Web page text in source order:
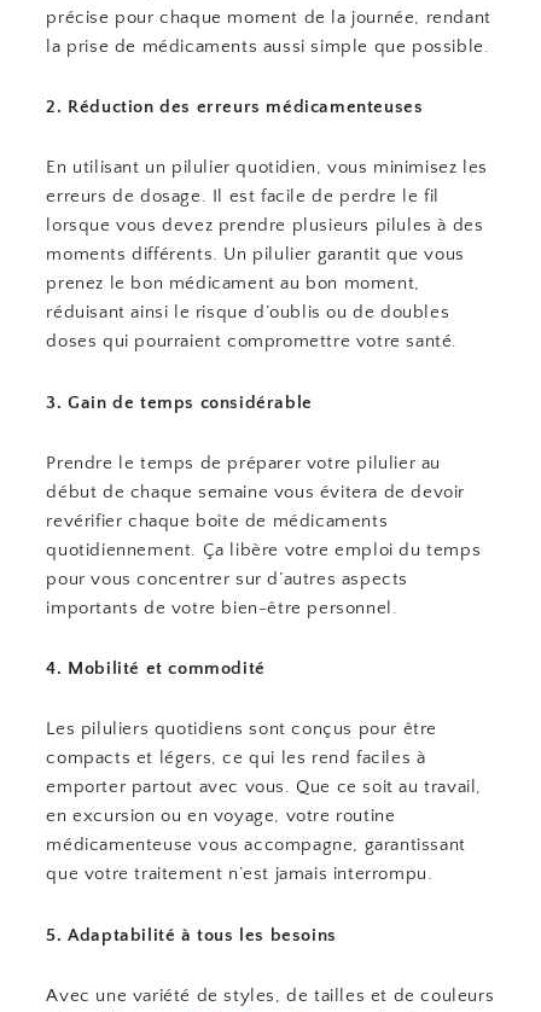
précise pour chaque moment de la journée, rendant
la prise de médicaments aussi simple que possible.
2. Réduction des erreurs médicamenteuses
En utilisant un pilulier quotidien, vous minimisez les
erreurs de dosage. Il est facile de perdre le fil
lorsque vous devez prendre plusieurs pilules à des
moments différents. Un pilulier garantit que vous
prenez le bon médicament au bon moment,
réduisant ainsi le risque d’oublis ou de doubles
doses qui pourraient compromettre votre santé.
3. Gain de temps considérable
Prendre le temps de préparer votre pilulier au
début de chaque semaine vous évitera de devoir
revérifier chaque boîte de médicaments
quotidiennement. Ça libère votre emploi du temps
pour vous concentrer sur d’autres aspects
importants de votre bien-être personnel.
4. Mobilité et commodité
Les piluliers quotidiens sont conçus pour être
compacts et légers, ce qui les rend faciles à
emporter partout avec vous. Que ce soit au travail,
en excursion ou en voyage, votre routine
médicamenteuse vous accompagne, garantissant
que votre traitement n’est jamais interrompu.
5. Adaptabilité à tous les besoins
Avec une variété de styles, de tailles et de couleurs